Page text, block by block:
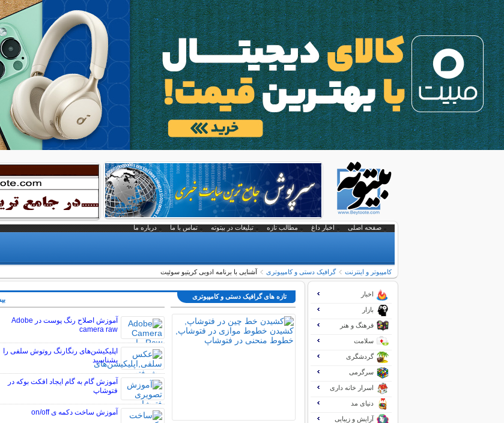
صفحه اصلی اخبار داغ مطالب تازه تبلیغات در بیتوته تماس با ما درباره ما
کامپیوتر و اینترنت گرافیک دستی و کامپیوتری آشنایی با برنامه ادوبی کریتیو سوئیت
تازه های گرافیک دستی و کامپیوتری
آموزش اصلاح رنگ پوست در Adobe
camera raw
اپلیکیشن‌های رنگارنگ روتوش سلفی را
بشناسید
آموزش گام به گام ایجاد افکت بوکه در
فتوشاپ
آموزش ساخت دکمه ی on/off
اخبار
بازار
فرهنگ و هنر
سلامت
گردشگری
سرگرمی
اسرار خانه داری
دنیای مد
آرایش و زیبایی